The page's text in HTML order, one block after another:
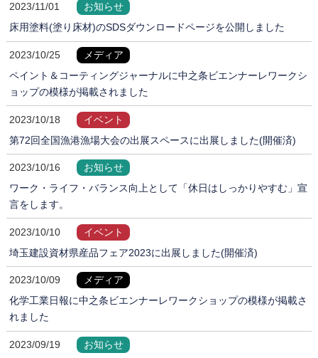
2023/11/01
お知らせ
床用塗料(塗り床材)のSDSダウンロードページを公開しました
2023/10/25
メディア
ペイント＆コーティングジャーナルに中之条ビエンナーレワークシ
ョップの模様が掲載されました
2023/10/18
イベント
第72回全国漁港漁場大会の出展スペースに出展しました(開催済)
2023/10/16
お知らせ
ワーク・ライフ・バランス向上として「休日はしっかりやすむ」宣
言をします。
2023/10/10
イベント
埼玉建設資材県産品フェア2023に出展しました(開催済)
2023/10/09
メディア
化学工業日報に中之条ビエンナーレワークショップの模様が掲載さ
れました
2023/09/19
お知らせ